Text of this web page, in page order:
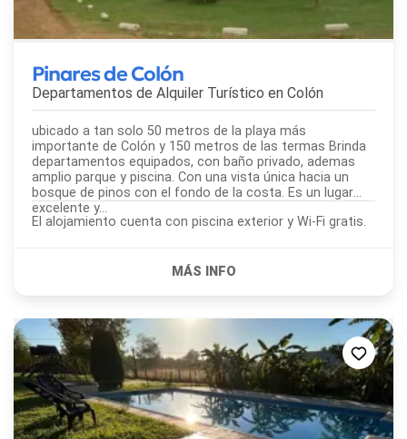
Pinares de Colón
Departamentos de Alquiler Turístico en Colón
ubicado a tan solo 50 metros de la playa más
importante de Colón y 150 metros de las termas Brinda
departamentos equipados, con baño privado, ademas
amplio parque y piscina. Con una vista única hacia un
bosque de pinos con el fondo de la costa. Es un lugar
excelente y...
El alojamiento cuenta con piscina exterior y Wi-Fi gratis.